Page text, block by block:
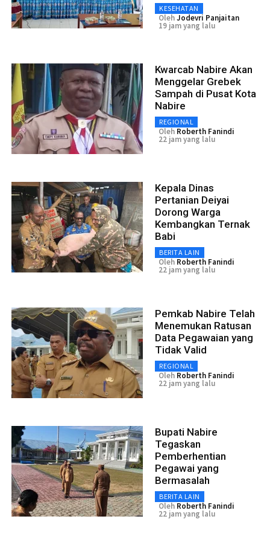
KESEHATAN
OlehJodevri Panjaitan
19 jam yang lalu
Kwarcab Nabire Akan
Menggelar Grebek
Sampah di Pusat Kota
Nabire
REGIONAL
Oleh Roberth Fanindi
22 jam yang lalu
Kepala Dinas
Pertanian Deiyai
Dorong Warga
Kembangkan Ternak
Babi
BERITA LAIN
Oleh Roberth Fanindi
22 jam yang lalu
Pemkab Nabire Telah
Menemukan Ratusan
Data Pegawaian yang
Tidak Valid
REGIONAL
Oleh Roberth Fanindi
22 jam yang lalu
Bupati Nabire
Tegaskan
Pemberhentian
Pegawai yang
Bermasalah
BERITA LAIN
Oleh Roberth Fanindi
22 jam yang lalu